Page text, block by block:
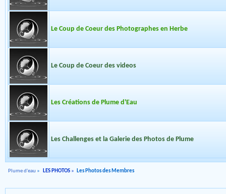
Le Coup de Coeur des Photographes en Herbe
Le Coup de Coeur des videos
Les Créations de Plume d'Eau
Les Challenges et la Galerie des Photos de Plume
Plume d'eau » LES PHOTOS » Les Photos des Membres